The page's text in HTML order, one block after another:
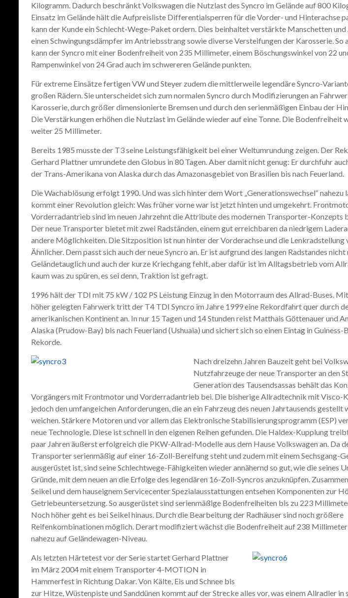
Kilogramm. Dadurch beschränkt Volkswagen die Nutzlast des Syncro im Gelände auf 800
Einsatz im Gelände hält die Aufpreisliste Differentialsperren für die Vorder- und Hinterachse
kann der Kunde ein Schlecht-Wege-Paket ordern. Dies beinhaltet verstärkte Manschetten
einen Schwingungsdämpfer im Antriebsstrang sowie diverse Versteifungen der Karosserie. So
kann der Syncro mit einer Bodenfreiheit von 235 Millimeter, einem Böschungswinkel von 22
Rampenwinkel von 24 Grad auch im schwereren Gelände punkten.
Für extreme Einsätze fertigen VW und Steyer zudem die mittlerweile legendäre Syncro-
großen Rädern. Sie unterscheidet sich zum normalen Syncro durch Modifizierungen an
Karosserie, durch größer dimensionierte Bremsen und durch den serienmäßigen Einbau der
Die Verstärkungen erhöhen die Nutzlast im Gelände wieder auf eine Tonne. Die Bodenfreiheit
weiter 25 Millimeter.
Bereits 1985 musste der T3 seine Leistungsfähigkeit bei einer Weltumrundung zeigen. Der
Gerhard Plattner umrundete den Globus in 80 Tagen. Aber damit nicht genug: Er durchfuhr
der Trans-Amerikana von Alaska durch das Amazonasgebiet von Brasilien bis nach Feuerland.
Die Wachablösung erfolgt 1990. Und was sich hinter dem Wort „Generationswechsel“ nahezu
kommt einer Revolution gleich: Was früher vorne war ist jetzt hinten und umgekehrt.
Vorderradantrieb sind im neuen Jahrzehnt die Attribute des modernen Transporter-Konzepts
Der neue Transporter bietet mit zwei Radständen, einem gut erreichbaren da niedrigem
andere Möglichkeiten. Die Sitzposition ist nun hinter der Vorderachse und die Lenkradstellung
Ähnlicher. Dem passt sich auch der neue Syncro an. Er ist aufgrund des langen Radstandes nicht
Geländetauglich und auch der kurze Kriechgang fehlt, aber dafür ist im Alltagsbetrieb vom
kaum was zu spüren, es sei denn, Traktion ist gefragt.
1996 hält der TDI mit 75 kW / 102 PS Leistung Einzug in den Motorraum des Allrad-Buses.
höher gelegten Fahrwerk tritt der T4 TDI Syncro im Jahre 1999 eine Rekordfahrt quer durch
amerikanischen Kontinent an. In nur 15 Tagen und 14 Stunden reist Matthais Göttenauer und
Alaska (Prudow-Bay) bis nach Feuerland (Ushuaia) und sichert sich so einen Eintag in Guiness-
Rekorde.
Nach dreizehn Jahren Bauzeit geht bei
Nutzfahrzeuge der neue Transporter an den
Generation des Tausendsassas behält das
Vorgängers mit Frontmotor und Vorderradantrieb bei. Die bisherige Allradtechnik mit Visco-
jedoch den umfangeichen Anforderungen, die an ein Fahrzeug des neuen Jahrtausends gestellt
weichen. Stärkere Motoren und vor allem das Elektronische Stabilisierungsprogramm (ESP)
neue Technologie. Diese ist schnell in den eigenen Reihen gefunden. Die Haldex-Kupplung
paar Jahren äußerst erfolgreich die PKW-Allrad-Modelle aus dem Hause Volkswagen an. Da
Transporter serienmäßig auf einer 16-Zoll-Bereifung steht und zudem mit einem Sechsgang-
ausgerüstet ist, sind seine Schlechtwege-Fähigkeiten wieder annähernd so gut, wie die seines
Gründe, mit dem neuen an die Erfolge des legendären 16-Zoll-Syncros anzuknüpfen.
Seikel und dem hauseignem Servicecenter Spezialausstattungen entsehen Komponenten zur
Getriebeuntersetzung. So ausgerüstet sind serienmäßige Bodenfreiheiten bis zu 223
Noch höher geht es bei Seikel hinaus. Durch die Bearbeitung der Radhäuser sind noch größere
Reifenkombinationen möglich. Derart modifiziert wächst die Bodenfreiheit auf 238
nahezu auf Geländewagen-Niveau.
Als letzten Härtetest vor der Serie startet Gerhard Plattner
im März 2004 mit einem Transporter 4-MOTION in
Hammerfest in Richtung Dakar. Von Kälte, Eis und Schnee bis
zur Hitze, Wüstenpiste und Sanddünen kommt auf der Strecke alles vor, was einem Allradler in